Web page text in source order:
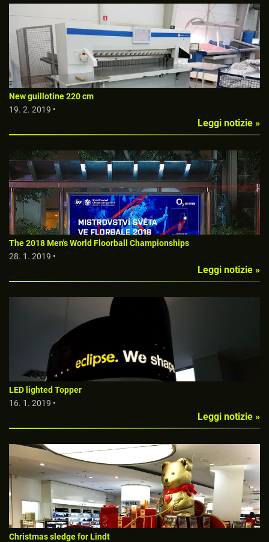
New guillotine 220 cm
19. 2. 2019 •
Leggi notizie »
The 2018 Men's World Floorball Championships
28. 1. 2019 •
Leggi notizie »
LED lighted Topper
16. 1. 2019 •
Leggi notizie »
Christmas sledge for Lindt